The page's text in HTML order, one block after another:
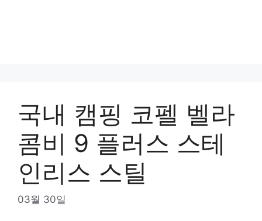
국내 캠핑 코펠 벨라
콤비 9 플러스 스테
인리스 스틸
03월 30일